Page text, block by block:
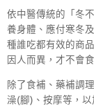
依中醫傳統的「冬
養身體、應付寒冬
種誰吃都有效的商
因人而異，才不會
除了食補、藥補調
澡(腳)、按摩等，